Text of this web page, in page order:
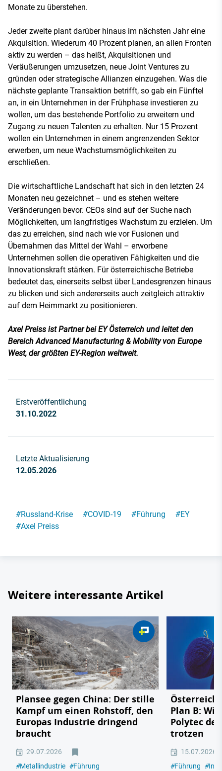
Monate zu überstehen.
Jeder zweite plant darüber hinaus im nächsten Jahr eine
Akquisition. Wiederum 40 Prozent planen, an allen Fronten
aktiv zu werden – das heißt, Akquisitionen und
Veräußerungen umzusetzen, neue Joint Ventures zu
gründen oder strategische Allianzen einzugehen. Was die
nächste geplante Transaktion betrifft, so gab ein Fünftel
an, in ein Unternehmen in der Frühphase investieren zu
wollen, um das bestehende Portfolio zu erweitern und
Zugang zu neuen Talenten zu erhalten. Nur 15 Prozent
wollen ein Unternehmen in einem angrenzenden Sektor
erwerben, um neue Wachstumsmöglichkeiten zu
erschließen.
Die wirtschaftliche Landschaft hat sich in den letzten 24
Monaten neu gezeichnet – und es stehen weitere
Veränderungen bevor. CEOs sind auf der Suche nach
Möglichkeiten, um langfristiges Wachstum zu erzielen. Um
das zu erreichen, sind nach wie vor Fusionen und
Übernahmen das Mittel der Wahl – erworbene
Unternehmen sollen die operativen Fähigkeiten und die
Innovationskraft stärken. Für österreichische Betriebe
bedeutet das, einerseits selbst über Landesgrenzen hinaus
zu blicken und sich andererseits auch zeitgleich attraktiv
auf dem Heimmarkt zu positionieren.
Axel Preiss ist Partner bei EY Österreich und leitet den
Bereich Advanced Manufacturing & Mobility von Europe
West, der größten EY-Region weltweit.
Erstveröffentlichung
31.10.2022
Letzte Aktualisierung
12.05.2026
#Russland-Krise #COVID-19 #Führung #EY
#Axel Preiss
Weitere interessante Artikel
Plansee gegen China: Der stille
Kampf um einen Rohstoff, den
Europas Industrie dringend
braucht
29.07.2026
#Metallindustrie #Führung
Plan B:
Polytec
trotzen
15.07.2026
#Führung #